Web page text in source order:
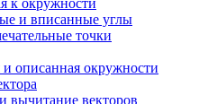
и вписанные углы
точки
описанная окружности
вычитание векторов